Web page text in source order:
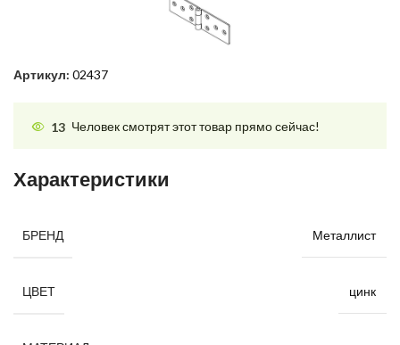
Артикул: 02437
13 Человек смотрят этот товар прямо сейчас!
Характеристики
БРЕНД Металлист
ЦВЕТ цинк